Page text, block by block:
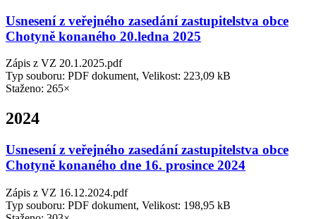
Usnesení z veřejného zasedání zastupitelstva obce
Chotyně konaného 20.ledna 2025
Zápis z VZ 20.1.2025.pdf
Typ souboru: PDF dokument, Velikost: 223,09 kB
Staženo: 265×
2024
Usnesení z veřejného zasedání zastupitelstva obce
Chotyně konaného dne 16. prosince 2024
Zápis z VZ 16.12.2024.pdf
Typ souboru: PDF dokument, Velikost: 198,95 kB